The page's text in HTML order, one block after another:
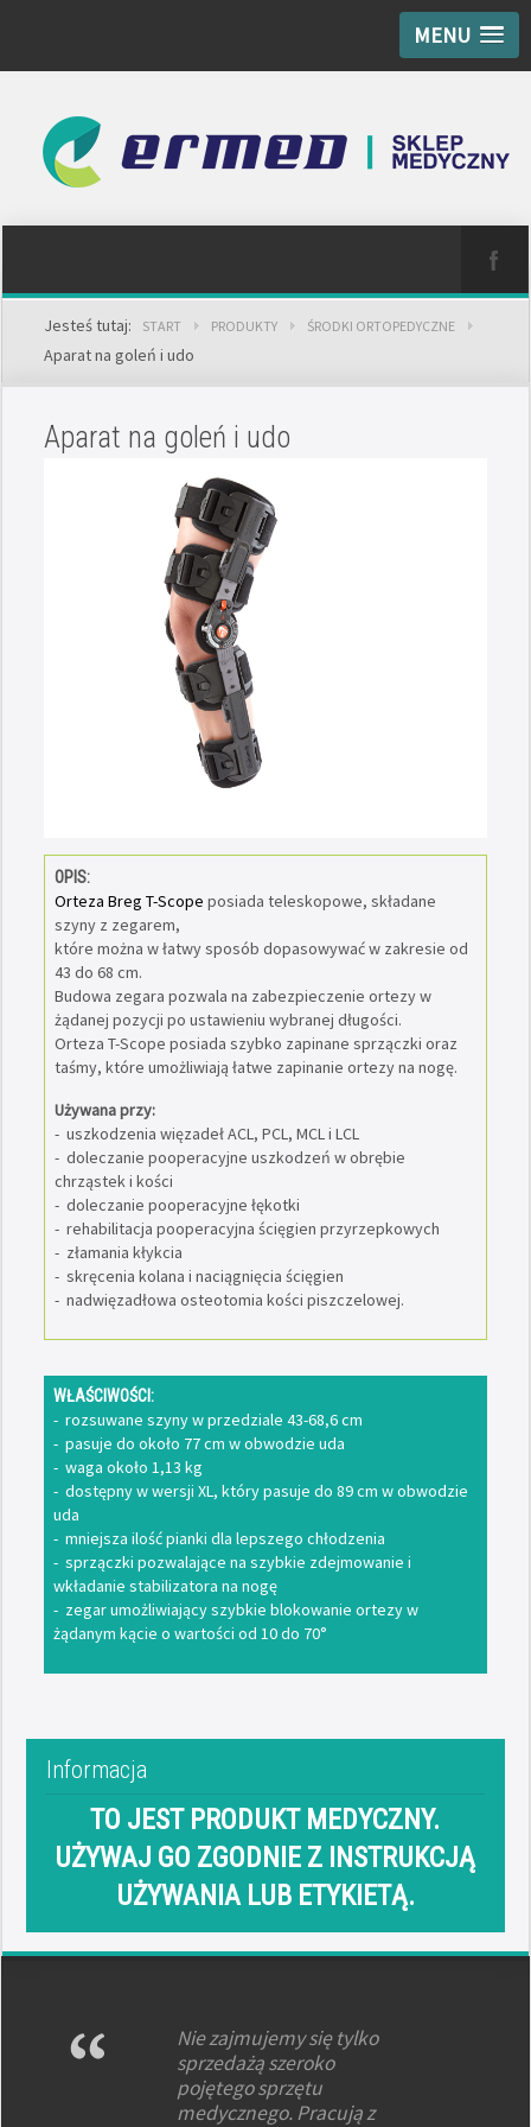
MENU
Jesteś tutaj: START PRODUKTY ŚRODKI ORTOPEDYCZNE
Aparat na goleń i udo
Aparat na goleń i udo
OPIS:
Orteza Breg T-Scope posiada teleskopowe, składane
szyny z zegarem,
które można w łatwy sposób dopasowywać w zakresie od
43 do 68 cm.
Budowa zegara pozwala na zabezpieczenie ortezy w
żądanej pozycji po ustawieniu wybranej długości.
Orteza T-Scope posiada szybko zapinane sprzączki oraz
taśmy, które umożliwiają łatwe zapinanie ortezy na nogę.
Używana przy:
- uszkodzenia więzadeł ACL, PCL, MCL i LCL
- doleczanie pooperacyjne uszkodzeń w obrębie
chrząstek i kości
- doleczanie pooperacyjne łękotki
- rehabilitacja pooperacyjna ścięgien przyrzepkowych
- złamania kłykcia
- skręcenia kolana i naciągnięcia ścięgien
- nadwięzadłowa osteotomia kości piszczelowej.
WŁAŚCIWOŚCI:
- rozsuwane szyny w przedziale 43-68,6 cm
- pasuje do około 77 cm w obwodzie uda
- waga około 1,13 kg
- dostępny w wersji XL, który pasuje do 89 cm w obwodzie
uda
- mniejsza ilość pianki dla lepszego chłodzenia
- sprzączki pozwalające na szybkie zdejmowanie i
wkładanie stabilizatora na nogę
- zegar umożliwiający szybkie blokowanie ortezy w
żądanym kącie o wartości od 10 do 70°
Informacja
TO JEST PRODUKT MEDYCZNY.
UŻYWAJ GO ZGODNIE Z INSTRUKCJĄ
UŻYWANIA LUB ETYKIETĄ.
Nie zajmujemy się tylko
sprzedażą szeroko
pojętego sprzętu
medycznego. Pracują z